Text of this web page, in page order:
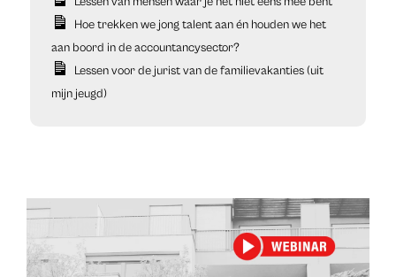
Hoe trekken we jong talent aan én houden we het
aan boord in de accountancysector?
Lessen voor de jurist van de familievakanties (uit
mijn jeugd)